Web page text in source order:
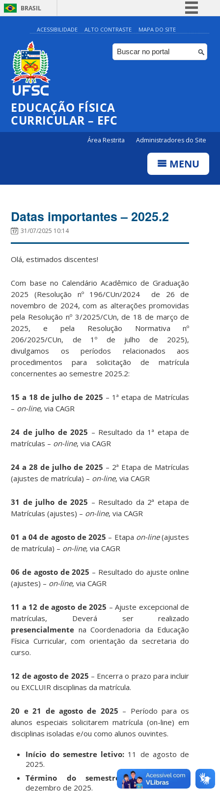
BRASIL
Simplifique!
Comunica BR
Participe
ACESSIBILIDADE ALTO CONTRASTE MAPA DO SITE
EDUCAÇÃO FÍSICA
CURRICULAR – EFC
Área Restrita Administradores do Site
MENU
Datas importantes – 2025.2
31/07/2025 10:14
Olá, estimados discentes!
Com base no Calendário Acadêmico de Graduação
2025 (Resolução nº 196/CUn/2024 de 26 de
novembro de 2024, com as alterações promovidas
pela Resolução nº 3/2025/CUn, de 18 de março de
2025, e pela Resolução Normativa nº
206/2025/CUn, de 1º de julho de 2025),
divulgamos os períodos relacionados aos
procedimentos para solicitação de matrícula
concernentes ao semestre 2025.2:
15 a 18 de julho de 2025 – 1ª etapa de Matrículas
– on-line, via CAGR
24 de julho de 2025 – Resultado da 1ª etapa de
matrículas – on-line, via CAGR
24 a 28 de julho de 2025 – 2ª Etapa de Matrículas
(ajustes de matrícula) – on-line, via CAGR
31 de julho de 2025 – Resultado da 2ª etapa de
Matrículas (ajustes) – on-line, via CAGR
01 a 04 de agosto de 2025 – Etapa on-line(ajustes
de matrícula) – on-line, via CAGR
06 de agosto de 2025 – Resultado do ajuste online
(ajustes) – on-line, via CAGR
11 a 12 de agosto de 2025 – Ajuste excepcional de
matrículas, Deverá ser realizado
presencialmente na Coordenadoria da Educação
Física Curricular, com orientação da secretaria do
curso.
12 de agosto de 2025 – Encerra o prazo para incluir
ou EXCLUIR disciplinas da matrícula.
20 e 21 de agosto de 2025 – Período para os
alunos especiais solicitarem matrícula (on-line) em
disciplinas isoladas e/ou como alunos ouvintes.
Início do semestre letivo: 11 de agosto de
2025.
Término do semestre letivo:13 de
dezembro de 2025.